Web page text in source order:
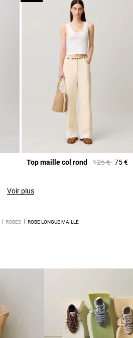
Top maille col rond Prix réduit à
125 €à75 €
Voir plus
ROBES ROBE LONGUE MAILLE